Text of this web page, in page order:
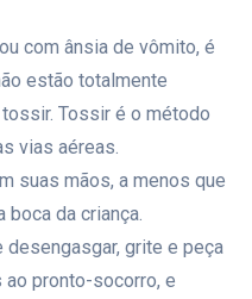
com ânsia de vômito, é
estão totalmente
Tossir é o método
vias aéreas.
suas mãos, a menos que
boca da criança.
grite e peça
ao pronto-socorro, e